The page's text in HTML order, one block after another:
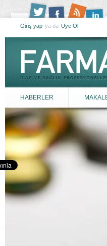
Giriş yap ya da Üye Ol
HABERLER